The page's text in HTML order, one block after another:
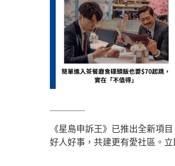
《星島申訴王》已推出全新項
好人好事，共建更有愛社區。立